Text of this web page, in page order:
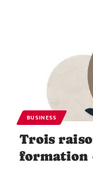
BUSINESS
Trois
formation